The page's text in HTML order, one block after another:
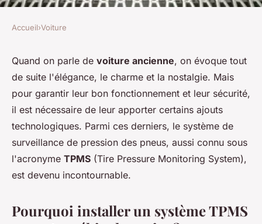
Comment choisir un système
de surveillance de pression
des pneus pour une voiture
ancienne?
Tiago•30 mai 2024 •6 min de lecture
Accueil›Voiture
Quand on parle de voiture ancienne, on évoque tout
de suite l'élégance, le charme et la nostalgie. Mais
pour garantir leur bon fonctionnement et leur sécurité,
il est nécessaire de leur apporter certains ajouts
technologiques. Parmi ces derniers, le système de
surveillance de pression des pneus, aussi connu sous
l'acronyme TPMS (Tire Pressure Monitoring System),
est devenu incontournable.
Pourquoi installer un système TPMS